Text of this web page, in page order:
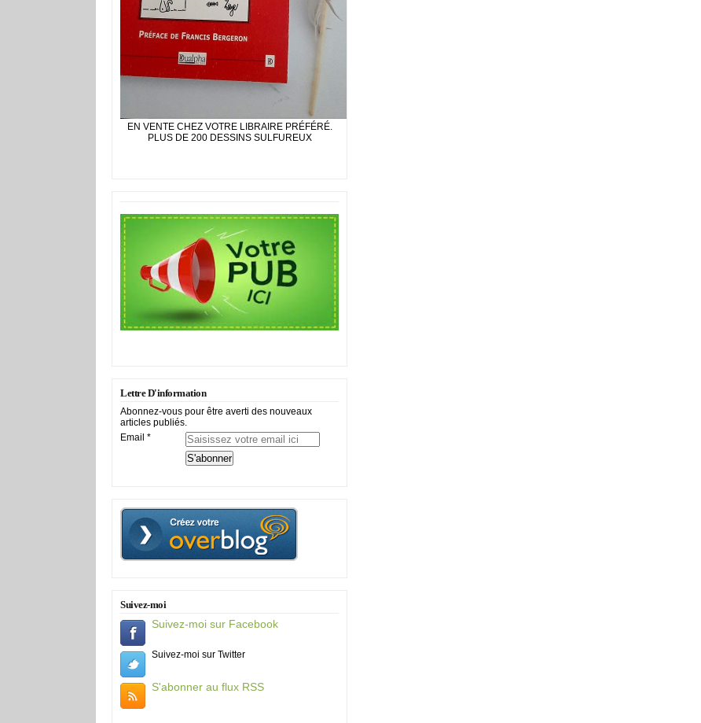
EN VENTE CHEZ VOTRE LIBRAIRE PRÉFÉRÉ.
PLUS DE 200 DESSINS SULFUREUX
Lettre D'information
Abonnez-vous pour être averti des nouveaux
articles publiés.
Email
Suivez-moi
Suivez-moi sur Facebook
Suivez-moi sur Twitter
S'abonner au flux RSS